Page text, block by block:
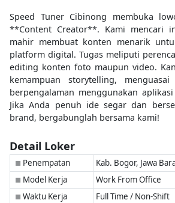
Speed Tuner Cibinong membuka
**Content Creator**. Kami mencari
mahir membuat konten menarik
platform digital. Tugas meliputi
editing konten foto maupun video.
kemampuan storytelling,
berpengalaman menggunakan
Jika Anda penuh ide segar dan
brand, bergabunglah bersama kami!
Detail Loker
■ Penempatan Kab. Bogor, Jawa
■ Model Kerja Work From Office
■ Waktu Kerja Full Time / Non-Shift